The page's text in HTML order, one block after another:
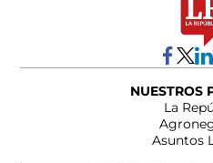
NUESTROS
La
Asuntos